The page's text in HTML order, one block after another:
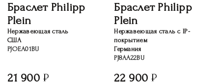
Браслет Philipp
Plein
Нержавеющая сталь
США
PJOEA01BU
21 900
Браслет Philipp
Plein
Нержавеющая сталь c IP-
покрытием
Германия
PJ8AA22BU
22 900